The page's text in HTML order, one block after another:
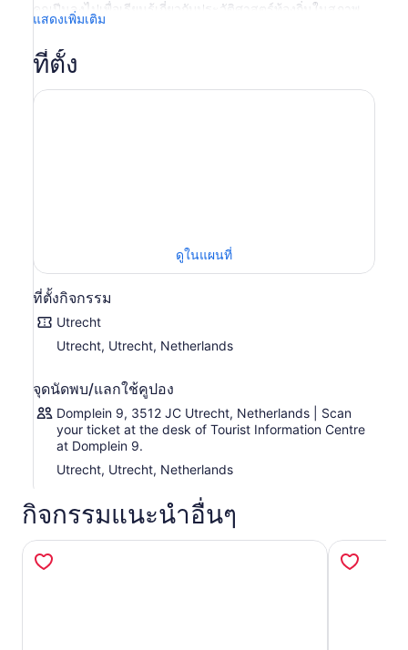
คุณปีนลงไปเพื่อเรียนรู้เกี่ยวกับประวัติศาสตร์ท้องถิ่นในสภาพ
แวดล้อมที่ไม่เหมือนใคร
ก้าวเข้าไปข้างใน คว้าไฟฉายอัจฉริยะ และเริ่มการสำรวจ
ใต้ดินที่เต็มไปด้วยเรื่องราวที่น่าตื่นเต้นและสมบัติทาง
โบราณคดี ติดตามการเดินทางผ่านประวัติศาสตร์อันสำคัญของ
แสดงเพิ่มเติม
ที่ตั้ง
ดูในแผนที่
ที่ตั้งกิจกรรม
Utrecht
Utrecht, Utrecht, Netherlands
จุดนัดพบ/แลกใช้คูปอง
Domplein 9, 3512 JC Utrecht, Netherlands | Scan
your ticket at the desk of Tourist Information Centre
at Domplein 9.
Utrecht, Utrecht, Netherlands
กิจกรรมแนะนำอื่นๆ